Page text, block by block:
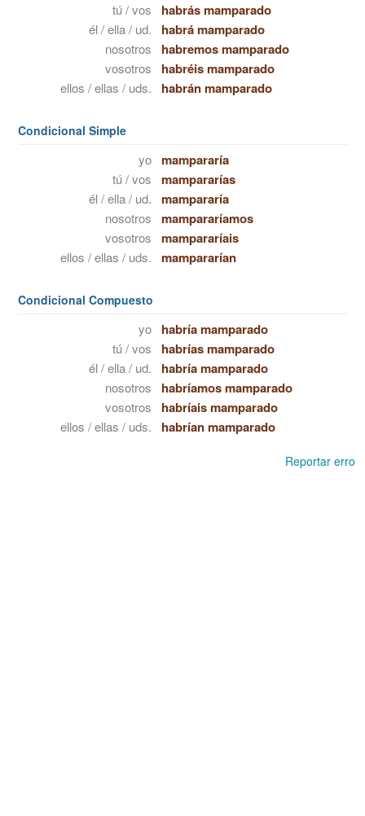
tú / vos habrás mamparado
él / ella / ud. habrá mamparado
nosotros habremos mamparado
vosotros habréis mamparado
ellos / ellas / uds. habrán mamparado
Condicional Simple
yo mampararía
tú / vos mampararías
él / ella / ud. mampararía
nosotros mampararíamos
vosotros mampararíais
ellos / ellas / uds. mampararían
Condicional Compuesto
yo habría mamparado
tú / vos habrías mamparado
él / ella / ud. habría mamparado
nosotros habríamos mamparado
vosotros habríais mamparado
ellos / ellas / uds. habrían mamparado
Reportar erro